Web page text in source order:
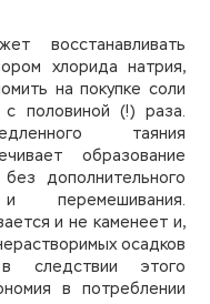
восстанавливать
хлорида натрия,
на покупке соли
половиной (!) раза.
таяния
образование
дополнительного
и перемешивания.
ине каменеет и,
осадков
в следствии этого
в потреблении